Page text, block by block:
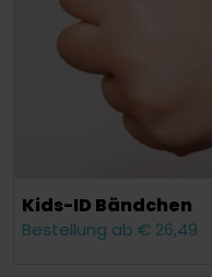
Kids-ID Bändchen
Bestellung ab € 26,49